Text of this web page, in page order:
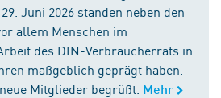
Juni 2026 standen neben den
allem Menschen im
des DIN-Verbraucherrats in
maßgeblich geprägt haben.
Mitglieder begrüßt. Mehr